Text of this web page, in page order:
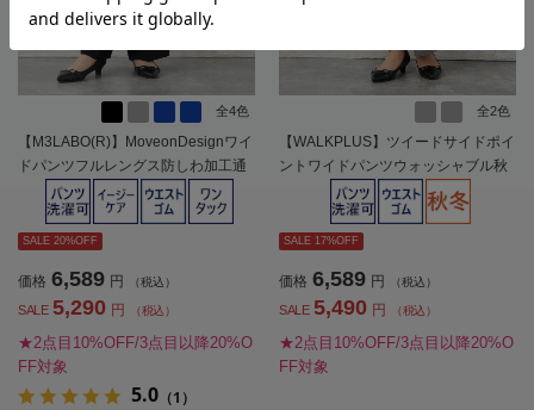
全4色
【M3LABO(R)】MoveonDesignワイ
ドパンツフルレングス防しわ加工通
年【レディース】
SALE 20%OFF
価格 6,589 円 （税込）
SALE 5,290 円 （税込）
★2点目10%OFF/3点目以降20%O
FF対象
5.0 （1）
全2色
【WALKPLUS】ツイードサイドポイ
ントワイドパンツウォッシャブル秋
冬【レディース】
SALE 17%OFF
価格 6,589 円 （税込）
SALE 5,490 円 （税込）
★2点目10%OFF/3点目以降20%O
FF対象